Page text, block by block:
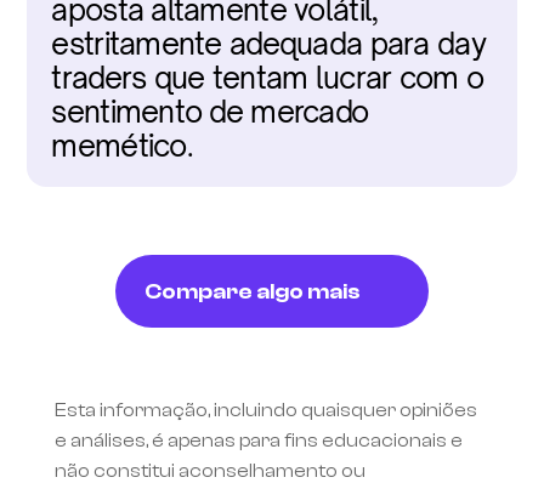
aposta altamente volátil,
estritamente adequada para day
traders que tentam lucrar com o
sentimento de mercado
memético.
Compare algo mais
Esta informação, incluindo quaisquer opiniões
e análises, é apenas para fins educacionais e
não constitui aconselhamento ou